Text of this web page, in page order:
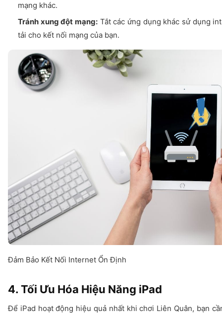
mạng khác.
Tránh xung đột mạng: Tắt các ứng dụng khác sử dụng
tải cho kết nối mạng của bạn.
Đảm Bảo Kết Nối Internet Ổn Định
4. Tối Ưu Hóa Hiệu Năng iPad
Để iPad hoạt động hiệu quả nhất khi chơi Liên Quân, bạn